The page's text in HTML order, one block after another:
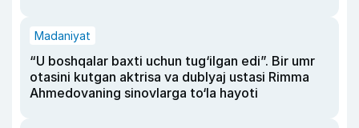
Madaniyat
“U boshqalar baxti uchun tug‘ilgan edi”. Bir umr
otasini kutgan aktrisa va dublyaj ustasi Rimma
Ahmedovaning sinovlarga to‘la hayoti